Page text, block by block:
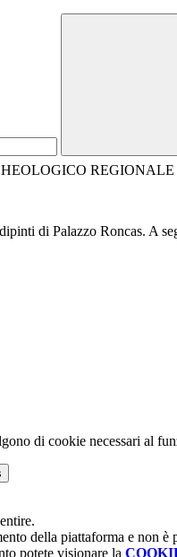
di Palazzo Roncas. A
di cookie necessari al
della piattaforma e non è
potete visionare la